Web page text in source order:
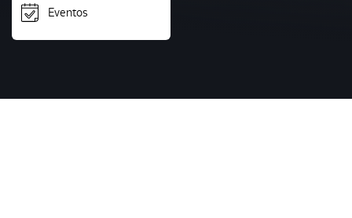
Eventos